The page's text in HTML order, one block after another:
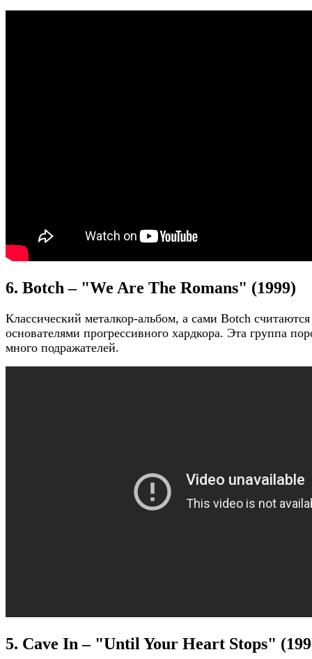
6. Botch – "We Are The Romans" (1999)
Классический металкор-альбом, а сами Botch считаются
основателями прогрессивного хардкора. Эта группа
много подражателей.
5. Cave In – "Until Your Heart Stops"